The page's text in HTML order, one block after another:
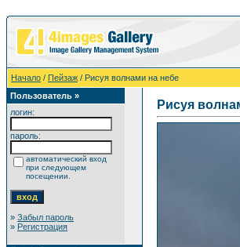
Начало / Пейзаж / Рисуя волнами на небе
Пользователь »
логин:
пароль:
автоматический вход
при следующем
посещении.
» Забыл пароль
» Регистрация
Рисуя